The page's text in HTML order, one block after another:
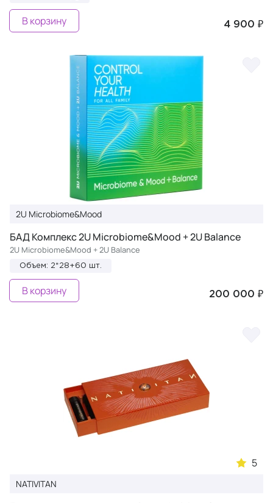
4 900 ₽
В корзину
2U Microbiome&Mood
БАД Комплекс 2U Microbiome&Mood + 2U Balance
2U Microbiome&Mood + 2U Balance
Объем: 2*28+60 шт.
200 000 ₽
В корзину
5
NATIVITAN